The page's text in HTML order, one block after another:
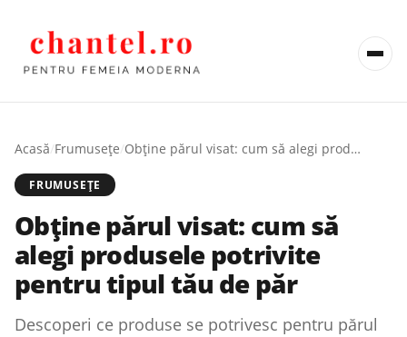
Acasă/Frumusețe/ Obține părul visat: cum să alegi produsele potrivite pentru tipul tău de păr
FRUMUSEȚE
Obține părul visat: cum să
alegi produsele potrivite
pentru tipul tău de păr
Descoperi ce produse se potrivesc pentru părul